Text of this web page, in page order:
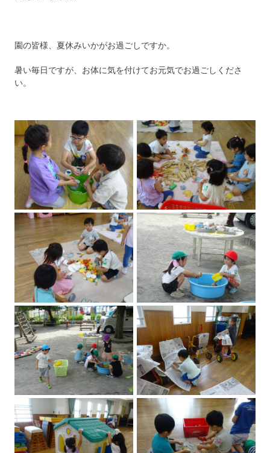
園の皆様、夏休みいかがお過ごしですか。
暑い毎日ですが、お体に気を付けてお元気でお過ごしくださ
い。